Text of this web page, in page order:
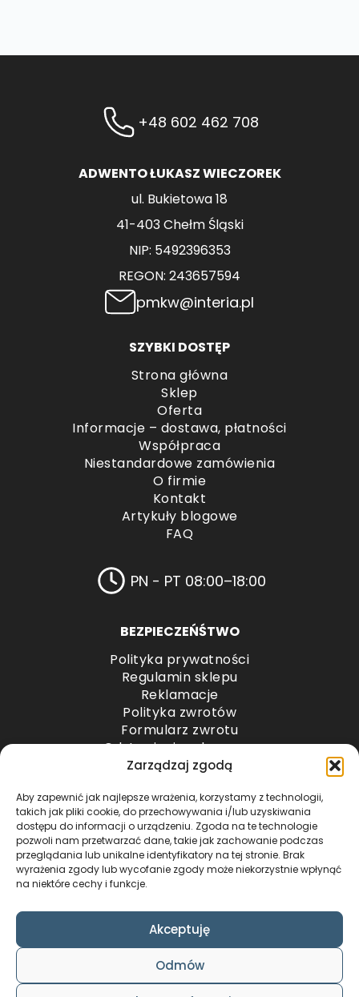
Zarządzaj zgodą
Aby zapewnić jak najlepsze wrażenia, korzystamy z technologii,
takich jak pliki cookie, do przechowywania i/lub uzyskiwania
dostępu do informacji o urządzeniu. Zgoda na te technologie
pozwoli nam przetwarzać dane, takie jak zachowanie podczas
przeglądania lub unikalne identyfikatory na tej stronie. Brak
wyrażenia zgody lub wycofanie zgody może niekorzystnie wpłynąć
na niektóre cechy i funkcje.
Akceptuję
Odmów
+48 602 462 708
ADWENTO ŁUKASZ WIECZOREK
ul. Bukietowa 18
41-403 Chełm Śląski
NIP: 5492396353
REGON: 243657594
pmkw@interia.pl
SZYBKI DOSTĘP
Strona główna
Sklep
Oferta
Informacje – dostawa, płatności
Współpraca
Niestandardowe zamówienia
O firmie
Kontakt
Artykuły blogowe
FAQ
PN - PT 08:00–18:00
BEZPIECZEŃŚTWO
Polityka prywatności
Regulamin sklepu
Reklamacje
Polityka zwrotów
Formularz zwrotu
Odstąpienie od umowy
Odstąpienie od umowy – przesyłki paletowe
METODY PŁATNOŚCI
COPYRIGHT © 2024 by ADWENTO ŁUKASZ
WIECZOREK / ALL RIGHTS RESERVED
DESIGN & CODE BY
FOXSTUDIO